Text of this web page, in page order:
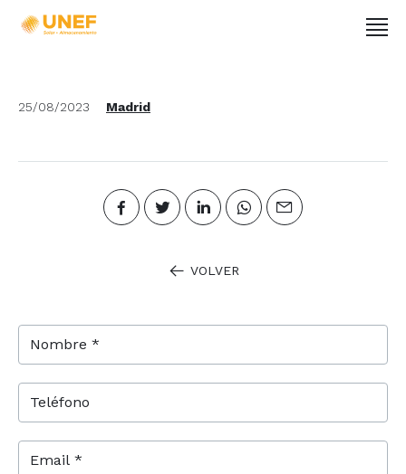
25/08/2023 Madrid
VOLVER
Nombre *
Teléfono
Email *